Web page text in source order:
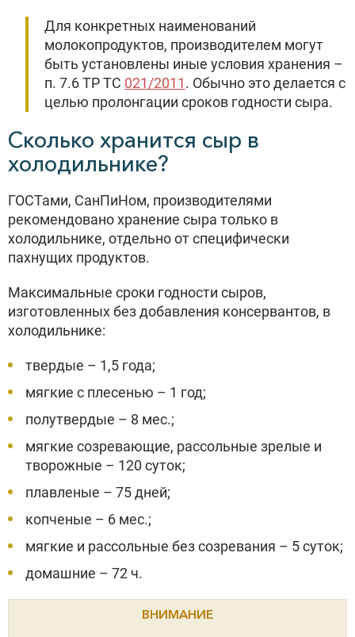
Для конкретных наименований
молокопродуктов, производителем могут
быть установлены иные условия хранения –
п. 7.6 ТР ТС 021/2011. Обычно это делается с
целью пролонгации сроков годности сыра.
Сколько хранится сыр в
холодильнике?
ГОСТами, СанПиНом, производителями
рекомендовано хранение сыра только в
холодильнике, отдельно от специфически
пахнущих продуктов.
Максимальные сроки годности сыров,
изготовленных без добавления консервантов, в
холодильнике:
твердые – 1,5 года;
мягкие с плесенью – 1 год;
полутвердые – 8 мес.;
мягкие созревающие, рассольные зрелые и
творожные – 120 суток;
плавленые – 75 дней;
копченые – 6 мес.;
мягкие и рассольные без созревания – 5 суток;
домашние – 72 ч.
ВНИМАНИЕ